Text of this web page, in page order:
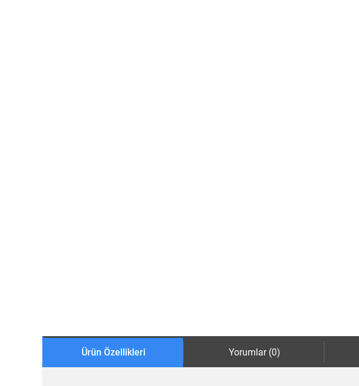
Ürün Özellikleri Yorumlar (0)